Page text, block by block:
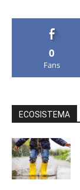
0
Fans
ECOSISTEMA